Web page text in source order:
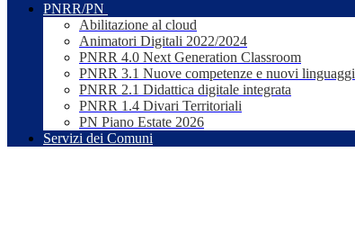
PNRR/PN
Abilitazione al cloud
Animatori Digitali 2022/2024
PNRR 4.0 Next Generation Classroom
PNRR 3.1 Nuove competenze e nuovi linguaggi
PNRR 2.1 Didattica digitale integrata
PNRR 1.4 Divari Territoriali
PN Piano Estate 2026
Servizi dei Comuni